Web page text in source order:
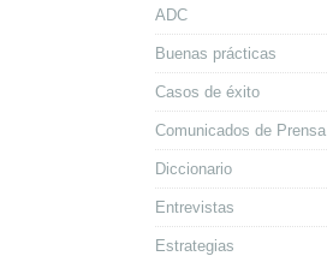
ADC
Buenas prácticas
Casos de éxito
Comunicados de Prensa
Diccionario
Entrevistas
Estrategias